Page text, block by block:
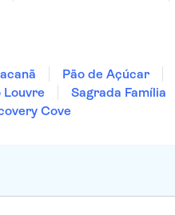
Pão de Açúcar
Louvre Sagrada Família
Cove